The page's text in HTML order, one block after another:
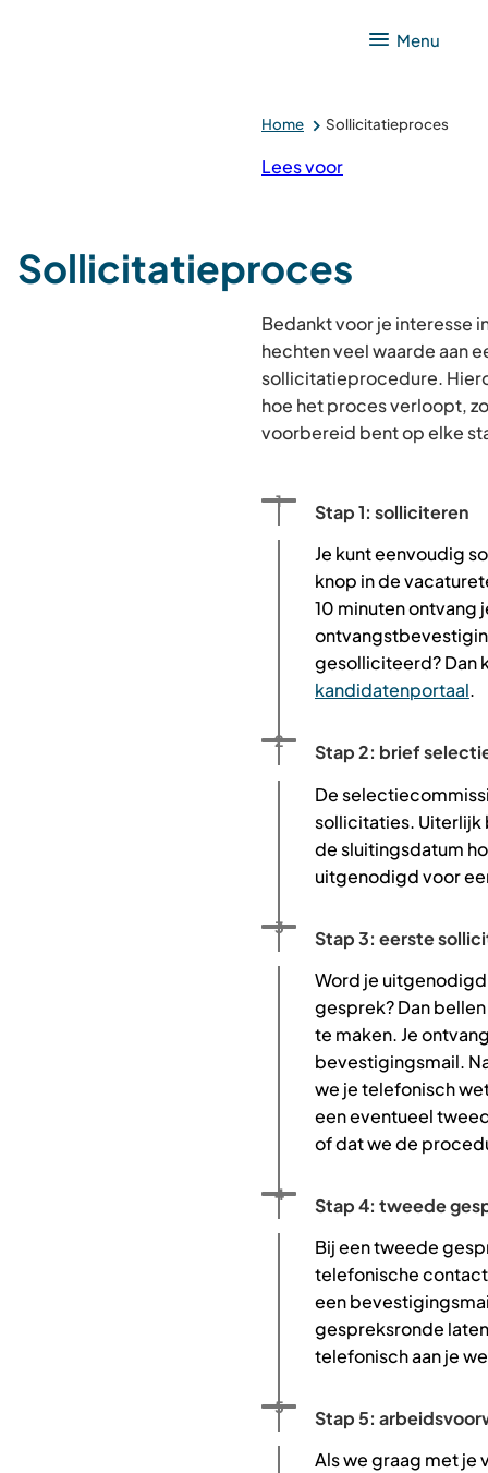
Menu
Home Sollicitatieproces
Lees voor
Sollicitatieproces
Bedankt voor je interesse
hechten veel waarde aan
sollicitatieprocedure.
hoe het proces verloopt,
voorbereid bent op elke
Stap 1: solliciteren
Status: Actief
Opvolgingsnummer:
1
Je kunt eenvoudig
knop in de
10 minuten ontvang
gesolliciteerd? Dan
kandidatenportaal.
Stap 2: brief
Status: Actief
Opvolgingsnummer:
2
De
sollicitaties. Uiterlijk
de sluitingsdatum
uitgenodigd voor
Stap 3: eerste
Status: Actief
Opvolgingsnummer:
3
Word je
gesprek? Dan
te maken. Je
bevestigingsmail.
we je telefonisch
een eventueel
of dat we de
Stap 4: tweede
Status: Actief
Opvolgingsnummer:
4
Bij een tweede
telefonische
een
gespreksronde
telefonisch aan je
Stap 5:
Status: Actief
Opvolgingsnummer:
5
Als we graag met je